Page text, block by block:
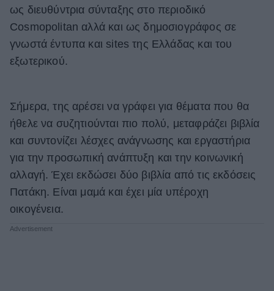
Χωρίς Ταμπέλες
Hautes Grecians
Γάμος
Market News
ως διευθύντρια σύνταξης στο περιοδικό
Cosmopolitan αλλά και ως δημοσιογράφος σε
γνωστά έντυπα και sites της Ελλάδας και του
εξωτερικού.
Σήμερα, της αρέσει να γράφει για θέματα που θα
ήθελε να συζητιούνται πιο πολύ, μεταφράζει βιβλία
και συντονίζει λέσχες ανάγνωσης και εργαστήρια
για την προσωπική ανάπτυξη και την κοινωνική
αλλαγή. Έχει εκδώσει δύο βιβλία από τις εκδόσεις
Πατάκη. Είναι μαμά και έχει μία υπέροχη
οικογένεια.